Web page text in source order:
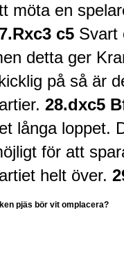
möta en
c5 Svart
detta ger
på så är
28.dxc5
långa loppet.
för att
helt över.
pjäs bör vit omplacera?